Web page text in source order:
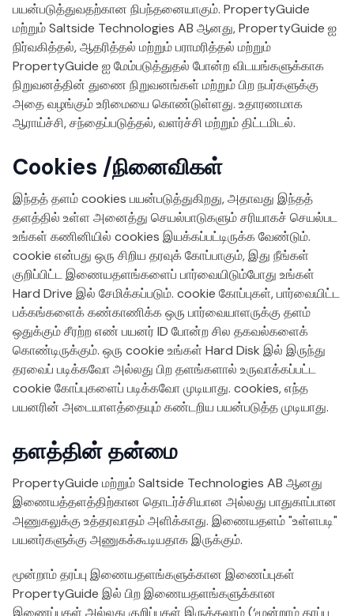
பயன்படுத்துவதற்கான நிபந்தனையாகும். PropertyGuide
மற்றும் Saltside Technologies AB ஆனது, PropertyGuide ஐ
நிர்வகித்தல், ஆதரித்தல் மற்றும் பராமரித்தல் மற்றும்
PropertyGuide ஐ மேம்படுத்துதல் போன்ற விடயங்களுக்காக
நிறுவனத்தின் துணை நிறுவனங்கள் மற்றும் பிற நபர்களுக்கு
அதை வழங்கும் உரிமையை கொண்டுள்ளது. உதாரணமாக
ஆராய்ச்சி, சந்தைப்படுத்தல், வளர்ச்சி மற்றும் திட்டமிடல்.
Cookies /நினைவிகள்
இந்தத் தளம் cookies பயன்படுத்துகிறது, அதாவது இந்தத்
தளத்தில் உள்ள அனைத்து செயல்பாடுகளும் சரியாகச் செயல்பட
உங்கள் கணினியில் cookies இயக்கப்பட்டிருக்க வேண்டும்.
cookie என்பது ஒரு சிறிய தரவுக் கோப்பாகும், இது நீங்கள்
குறிப்பிட்ட இணையதளங்களைப் பார்வையிடும்போது உங்கள்
Hard Drive இல் சேமிக்கப்படும். cookie கோப்புகள், பார்வையிட்ட
பக்கங்களைக் கண்காணிக்க ஒரு பார்வையாளருக்கு தளம்
ஒதுக்கும் சீரற்ற எண் பயனர் ID போன்ற சில தகவல்களைக்
கொண்டிருக்கும். ஒரு cookie உங்கள் Hard Disk இல் இருந்து
தரவைப் படிக்கவோ அல்லது பிற தளங்களால் உருவாக்கப்பட்ட
cookie கோப்புகளைப் படிக்கவோ முடியாது. cookies, எந்த
பயனரின் அடையாளத்தையும் கண்டறிய பயன்படுத்த முடியாது.
தளத்தின் தன்மை
PropertyGuide மற்றும் Saltside Technologies AB ஆனது
இணையத்தளத்திற்கான தொடர்ச்சியான அல்லது பாதுகாப்பான
அணுகலுக்கு உத்தரவாதம் அளிக்காது. இணையதளம் "உள்ளபடி"
பயனர்களுக்கு அணுகக்கூடியதாக இருக்கும்.
மூன்றாம் தரப்பு இணையதளங்களுக்கான இணைப்புகள்
PropertyGuide இல் பிற இணையதளங்களுக்கான
இணைப்புகள் அல்லது குறிப்புகள் இருக்கலாம் (‘மூன்றாம் தரப்பு